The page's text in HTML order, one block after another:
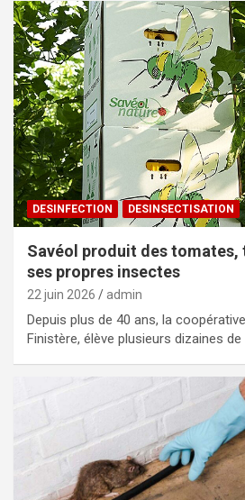
DESINFECTION DESINSECTISATION
Savéol produit des tomates,
ses propres insectes
22 juin 2026 admin
Depuis plus de 40 ans, la
Finistère, élève plusieurs dizaines de